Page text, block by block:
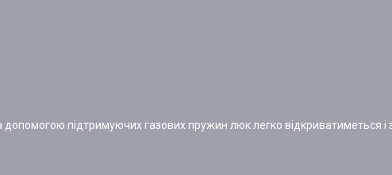
допомогою підтримуючих газових пружин люк легко відкриватиметься і